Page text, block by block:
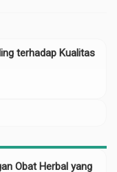
terhadap Kualitas
Obat Herbal yang